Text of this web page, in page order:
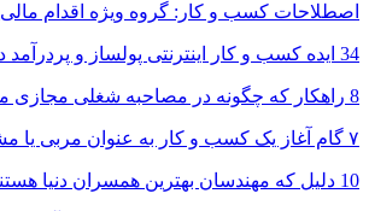
اصطلاحات کسب و کار: گروه ویژه اقدام مالی FATF چیست؟
34 ایده کسب و کار اینترنتی پولساز و پردرآمد در 2021
8 راهکار که چگونه در مصاحبه شغلی مجازی موفق شویم
۷ گام آغاز یک کسب و کار به عنوان مربی یا مشاور
10 دلیل که مهندسان بهترین همسران دنیا هستند